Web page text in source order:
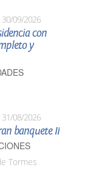
30/09/2026
con
y
31/08/2026
banquete II
Tormes